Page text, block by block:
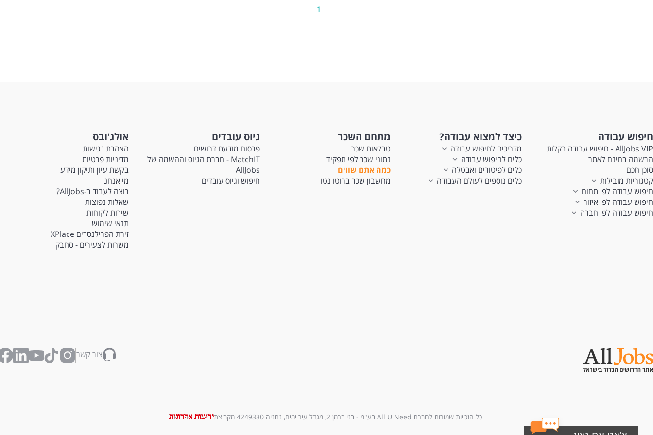
1
חיפוש עבודה
AllJobs VIP - חיפוש עבודה בקלות
הרשמה בחינם לאתר
סוכן חכם
קטגוריות מובילות
חיפוש עבודה לפי תחום
חיפוש עבודה לפי איזור
חיפוש עבודה לפי חברה
כיצד למצוא עבודה?
מדריכים לחיפוש עבודה
כלים לחיפוש עבודה
כלים לפיטורים ואבטלה
כלים נוספים לעולם העבודה
מתחם השכר
טבלאות שכר
נתוני שכר לפי תפקיד
כמה אתם שווים
מחשבון שכר ברוטו נטו
גיוס עובדים
פרסום מודעת דרושים
MatchIT - חברת הגיוס וההשמה של
AllJobs
חיפוש וגיוס עובדים
אולג'ובס
הצהרת נגישות
מדיניות פרטיות
בקשת עיון ותיקון מידע
מי אנחנו
רוצה לעבוד ב-AllJobs?
שאלות נפוצות
שירות לקוחות
תנאי שימוש
זירת הפרילנסרים XPlace
משרות לצעירים - סחבק
צור קשר
כל הזכויות שמורות לחברת All U Need בע"מ - בני ברמן 2, מגדל עיר ימים, נתניה 4249330 מקבוצת